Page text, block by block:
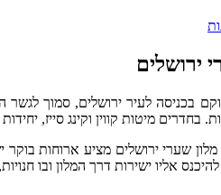
ירושלים
בחדרים מיטות קווין וקינג סייז,
שערי ירושלים מציע ארוחות
אליו ישירות דרך המלון ובו